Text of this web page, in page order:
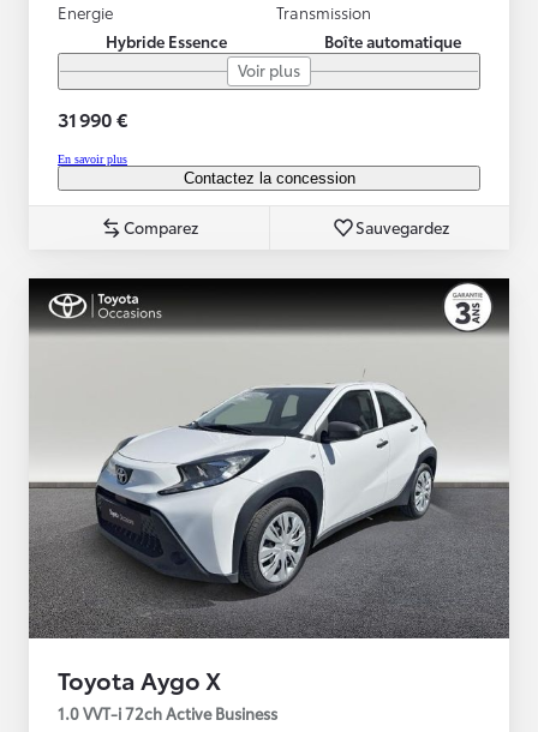
Energie
Hybride Essence
Transmission
Boîte automatique
Voir plus
31 990 €
En savoir plus
Contactez la concession
Comparez Sauvegardez
Toyota Aygo X
1.0 VVT-i 72ch Active Business